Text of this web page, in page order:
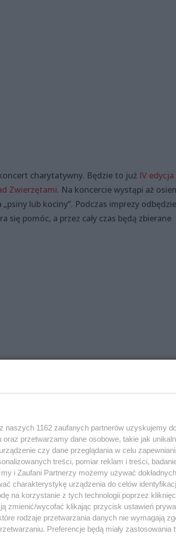
charytatywny. Będzie to już IV edycja
Zwierzętami. Na koncercie wystąpi aż
lub kociny”. Podczas imprezy odbędzie
pomóc, a przez cały czas będą zbierane
Domu Kultury Słowianin wystąpią
postanowił powrócić do tradycji i, w
zapraszając grupy Dezerter i ADHD
premiera nowej płyty Kolaborantów.
naszych 1162 zaufanych partnerów uzyskujemy
przetwarzamy dane osobowe, takie jak
czy dane przeglądania w celu
treści, pomiar reklam i treści,
i Zaufani Partnerzy możemy używać
charakterystykę urządzenia do celów
na korzystanie z tych technologii poprzez
zmienić/wycofać klikając przycisk ustawień
rodzaje przetwarzania danych nie wymagają
Preferencje będą miały zastosowania